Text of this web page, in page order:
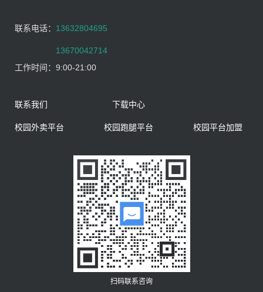
联系电话： 13632804695
13670042714
工作时间： 9:00-21:00
联系我们 下载中心
校园外卖平台 校园跑腿平台 校园平台加盟
扫码联系咨询